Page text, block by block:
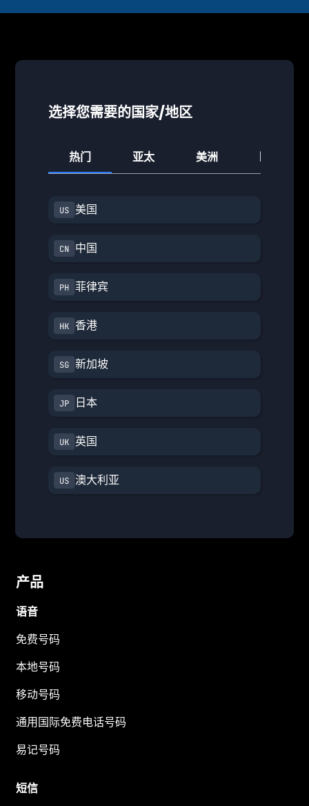
选择您需要的国家/地区
热门 亚太 美洲 欧洲
美国
中国
菲律宾
香港
新加坡
日本
英国
澳大利亚
产品
语音
免费号码
本地号码
移动号码
通用国际免费电话号码
易记号码
短信